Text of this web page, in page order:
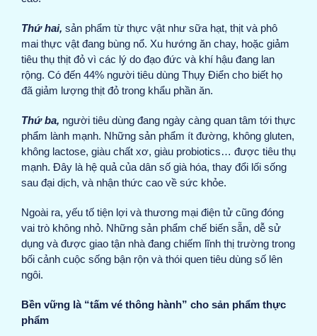
Thứ hai, sản phẩm từ thực vật như sữa hạt, thịt và phô
mai thực vật đang bùng nổ. Xu hướng ăn chay, hoặc giảm
tiêu thụ thịt đỏ vì các lý do đạo đức và khí hậu đang lan
rộng. Có đến 44% người tiêu dùng Thụy Điển cho biết họ
đã giảm lượng thịt đỏ trong khẩu phần ăn.
Thứ ba, người tiêu dùng đang ngày càng quan tâm tới thực
phẩm lành mạnh. Những sản phẩm ít đường, không gluten,
không lactose, giàu chất xơ, giàu probiotics… được tiêu thụ
mạnh. Đây là hệ quả của dân số già hóa, thay đổi lối sống
sau đại dịch, và nhận thức cao về sức khỏe.
Ngoài ra, yếu tố tiện lợi và thương mại điện tử cũng đóng
vai trò không nhỏ. Những sản phẩm chế biến sẵn, dễ sử
dụng và được giao tận nhà đang chiếm lĩnh thị trường trong
bối cảnh cuộc sống bận rộn và thói quen tiêu dùng số lên
ngôi.
Bền vững là “tấm vé thông hành” cho sản phẩm thực
phẩm